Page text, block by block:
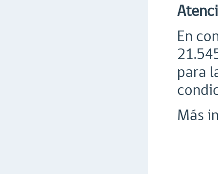
En
para
Más